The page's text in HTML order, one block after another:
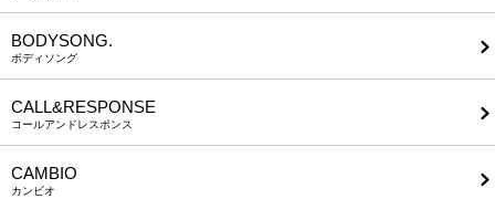
BODYSONG.
ボディソング
CALL&RESPONSE
コールアンドレスポンス
CAMBIO
カンビオ